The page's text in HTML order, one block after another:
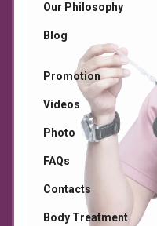
Our Philosophy
Blog
Promotion
Videos
Photo
FAQs
Contacts
Body Treatment